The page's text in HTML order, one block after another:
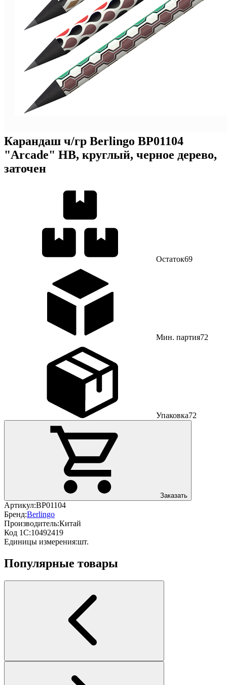
Карандаш ч/гр Berlingo BP01104
"Arcade" HB, круглый, черное дерево,
заточен
Остаток69
Мин. партия72
Упаковка72
Заказать
Артикул:BP01104
Бренд:Berlingo
Производитель:Китай
Код 1С:10492419
Единицы измерения:шт.
Популярные товары